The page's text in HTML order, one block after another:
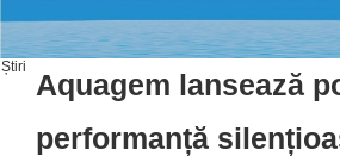
Știri
Aquagem lansează
performanță